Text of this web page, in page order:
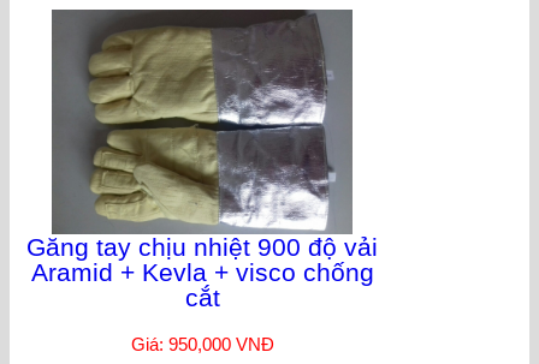
Găng tay chịu nhiệt 900 độ vải
Aramid + Kevla + visco chống
cắt
Giá: 950,000 VNĐ